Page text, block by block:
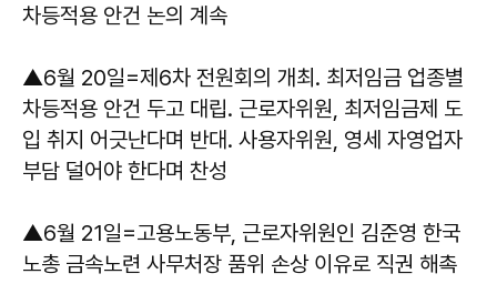
차등적용 안건 논의 계속
▲6월 20일=제6차 전원회의 개최. 최저임금 업종별
차등적용 안건 두고 대립. 근로자위원, 최저임금제 도
입 취지 어긋난다며 반대. 사용자위원, 영세 자영업자
부담 덜어야 한다며 찬성
▲6월 21일=고용노동부, 근로자위원인 김준영 한국
노총 금속노련 사무처장 품위 손상 이유로 직권 해촉